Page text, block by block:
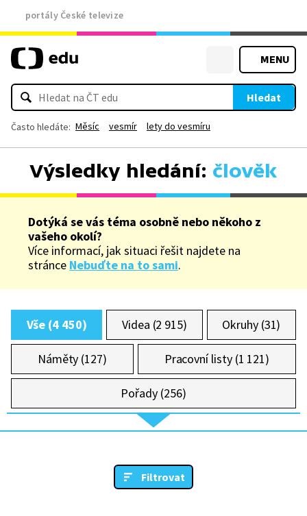
portály České televize
MENU
Hledat
Často hledáte: Měsíc vesmír lety do vesmíru
Výsledky hledání: člověk
Dotýká se vás téma osobně nebo někoho z
vašeho okolí?
Více informací, jak situaci řešit najdete na
stránce Nebuďte na to sami.
Vše (4 450) Videa (2 915) Okruhy (31)
Náměty (127) Pracovní listy (1 121)
Pořady (256)
Filtrovat